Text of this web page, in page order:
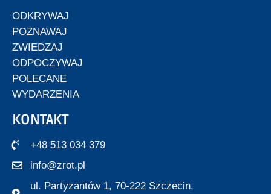
ODKRYWAJ
POZNAWAJ
ZWIEDZAJ
ODPOCZYWAJ
POLECANE
WYDARZENIA
KONTAKT
+48 513 034 379
info@zrot.pl
ul. Partyzantów 1, 70-222 Szczecin,